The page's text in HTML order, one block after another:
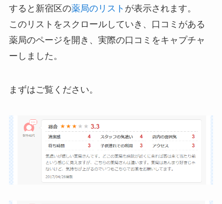
すると新宿区の薬局のリスト が表示されます。
このリストをスクロールしていき、口コミがある
薬局のページを開き、実際の口コミをキャプチャ
ーしました。
まずはご覧ください。